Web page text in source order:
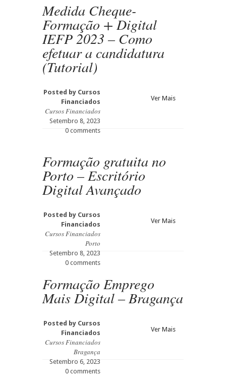
Medida Cheque-
Formação + Digital
IEFP 2023 – Como
efetuar a candidatura
(Tutorial)
Posted by Cursos
Financiados
Cursos Financiados
Setembro 8, 2023
0 comments
Ver Mais
Formação gratuita no
Porto – Escritório
Digital Avançado
Posted by Cursos
Financiados
Cursos Financiados
Porto
Setembro 8, 2023
0 comments
Ver Mais
Formação Emprego
Mais Digital – Bragança
Posted by Cursos
Financiados
Cursos Financiados
Bragança
Setembro 6, 2023
0 comments
Ver Mais